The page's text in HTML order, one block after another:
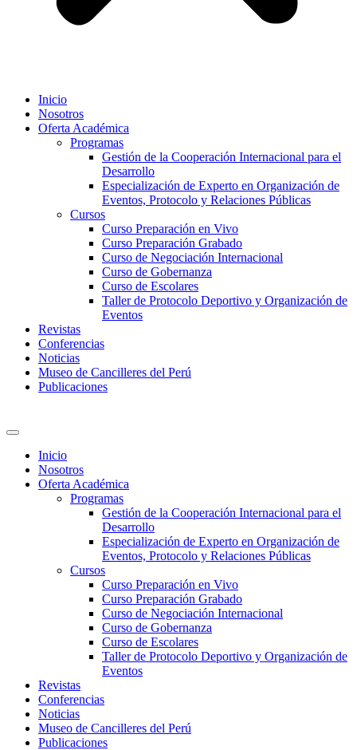
Inicio
Nosotros
Oferta Académica
Programas
Gestión de la Cooperación Internacional para el
Desarrollo
Especialización de Experto en Organización de
Eventos, Protocolo y Relaciones Públicas
Cursos
Curso Preparación en Vivo
Curso Preparación Grabado
Curso de Negociación Internacional
Curso de Gobernanza
Curso de Escolares
Taller de Protocolo Deportivo y Organización de
Eventos
Revistas
Conferencias
Noticias
Museo de Cancilleres del Perú
Publicaciones
Inicio
Nosotros
Oferta Académica
Programas
Gestión de la Cooperación Internacional para el
Desarrollo
Especialización de Experto en Organización de
Eventos, Protocolo y Relaciones Públicas
Cursos
Curso Preparación en Vivo
Curso Preparación Grabado
Curso de Negociación Internacional
Curso de Gobernanza
Curso de Escolares
Taller de Protocolo Deportivo y Organización de
Eventos
Revistas
Conferencias
Noticias
Museo de Cancilleres del Perú
Publicaciones